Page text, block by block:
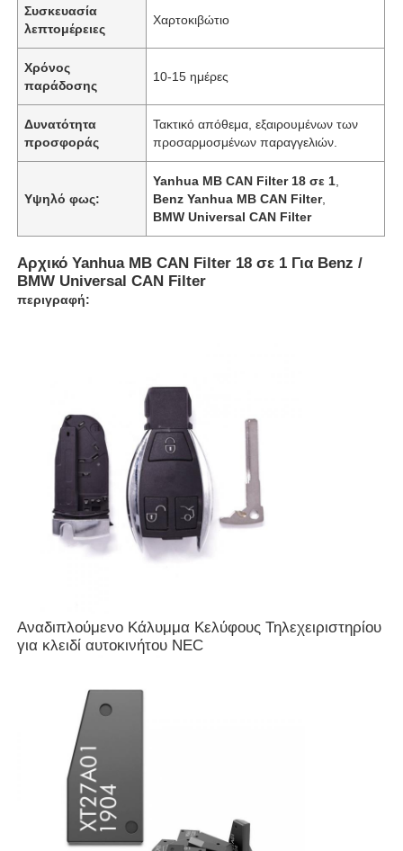
Συσκευασία
λεπτομέρειες
Χαρτοκιβώτιο
Χρόνος
παράδοσης
10-15 ημέρες
Δυνατότητα
προσφοράς
Τακτικό απόθεμα, εξαιρουμένων των
προσαρμοσμένων παραγγελιών.
Υψηλό φως:
Yanhua MB CAN Filter 18 σε 1
Benz Yanhua MB CAN Filter,
BMW Universal CAN Filter
Αρχικό Yanhua MB CAN Filter 18 σε 1 Για Benz /
BMW Universal CAN Filter
περιγραφή:
Αναδιπλούμενο Κάλυμμα Κελύφους Τηλεχειριστηρίου
για κλειδί αυτοκινήτου NEC